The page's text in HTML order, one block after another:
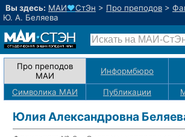
Вы здесь: МАИ♥СтЭн > Про преподов >
Ю. А. Беляева
Про преподов
МАИ
Информбюро
Символика МАИ Публикации
Юлия Александровна